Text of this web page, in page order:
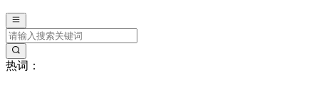
热词：